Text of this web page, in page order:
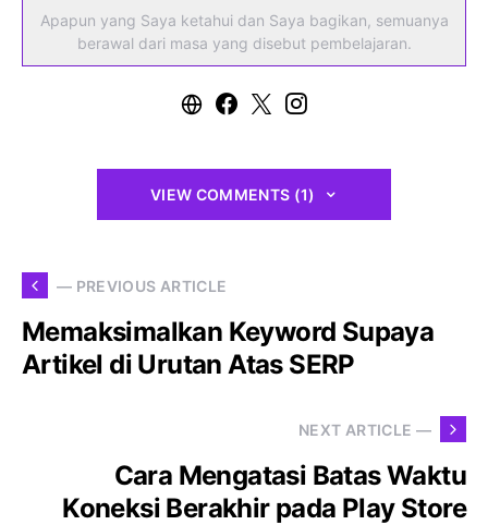
Apapun yang Saya ketahui dan Saya bagikan, semuanya
berawal dari masa yang disebut pembelajaran.
VIEW COMMENTS (1)
— PREVIOUS ARTICLE
Memaksimalkan Keyword Supaya
Artikel di Urutan Atas SERP
NEXT ARTICLE —
Cara Mengatasi Batas Waktu
Koneksi Berakhir pada Play Store